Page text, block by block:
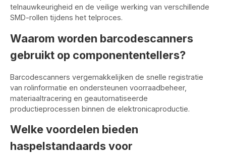
telnauwkeurigheid en de veilige werking van verschillende
SMD-rollen tijdens het telproces.
Waarom worden barcodescanners
gebruikt op componententellers?
Barcodescanners vergemakkelijken de snelle registratie
van rolinformatie en ondersteunen voorraadbeheer,
materiaaltracering en geautomatiseerde
productieprocessen binnen de elektronicaproductie.
Welke voordelen bieden
haspelstandaards voor